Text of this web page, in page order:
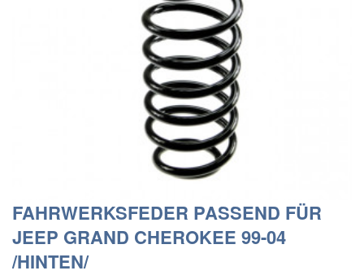
FAHRWERKSFEDER PASSEND FÜR
JEEP GRAND CHEROKEE 99-04
/HINTEN/